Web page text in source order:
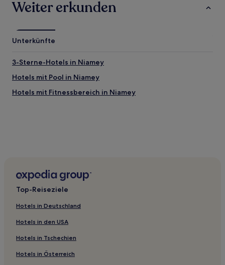
Weiter erkunden
Unterkünfte
3-Sterne-Hotels in Niamey
Hotels mit Pool in Niamey
Hotels mit Fitnessbereich in Niamey
Top-Reiseziele
Hotels in Deutschland
Hotels in den USA
Hotels in Tschechien
Hotels in Österreich